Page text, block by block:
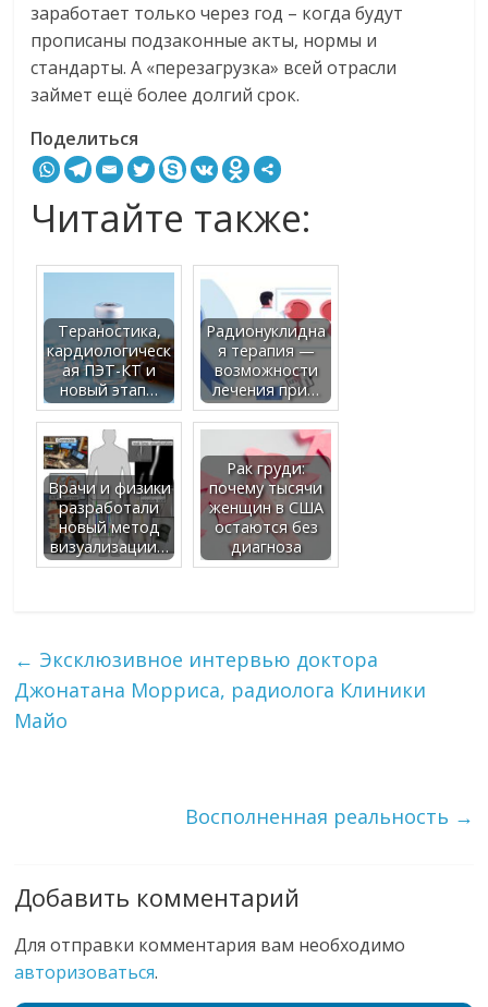
заработает только через год – когда будут
прописаны подзаконные акты, нормы и
стандарты. А «перезагрузка» всей отрасли
займет ещё более долгий срок.
Поделиться
Читайте также:
Тераностика,
кардиологическ
ая ПЭТ-КТ и
новый этап…
Радионуклидна
я терапия —
возможности
лечения при…
Врачи и физики
разработали
новый метод
визуализации…
Рак груди:
почему тысячи
женщин в США
остаются без
диагноза
← Эксклюзивное интервью доктора
Джонатана Морриса, радиолога Клиники
Майо
Восполненная реальность →
Добавить комментарий
Для отправки комментария вам необходимо
авторизоваться.